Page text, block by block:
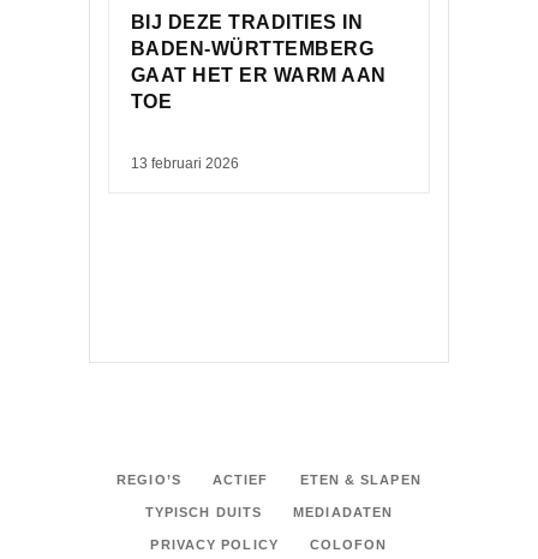
BIJ DEZE TRADITIES IN
BADEN-WÜRTTEMBERG
GAAT HET ER WARM AAN
TOE
13 februari 2026
REGIO’S ACTIEF ETEN & SLAPEN
TYPISCH DUITS MEDIADATEN
PRIVACY POLICY COLOFON